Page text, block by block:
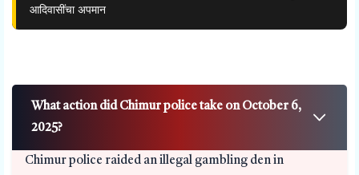
आदिवासींचा अपमान
What action did Chimur police take on October 6,
2025?
Chimur police raided an illegal gambling den in